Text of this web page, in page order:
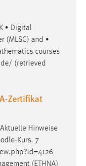
• Digital
(MLSC) and •
courses
(retrieved
Zertifikat
Hinweise
-Kurs. 7
(ETHNA)